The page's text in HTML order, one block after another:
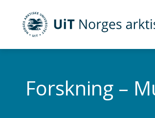
Gå til hovedinnhold
UiT Norges arktiske
Forskning –